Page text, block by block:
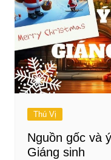
Thú Vị
Nguồn gốc và
Giáng sinh